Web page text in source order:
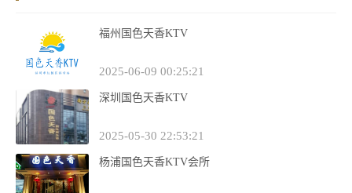
福州国色天香KTV
2025-06-09 00:25:21
深圳国色天香KTV
2025-05-30 22:53:21
杨浦国色天香KTV会所